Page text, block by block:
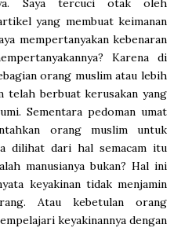
Saya tercuci otak oleh
yang membuat keimanan
mempertanyakan kebenaran
Karena di
orang muslim atau lebih
telah berbuat kerusakan yang
Sementara pedoman umat
orang muslim untuk
dilihat dari hal semacam itu
manusianya bukan? Hal ini
keyakinan tidak menjamin
Atau kebetulan orang
keyakinannya dengan